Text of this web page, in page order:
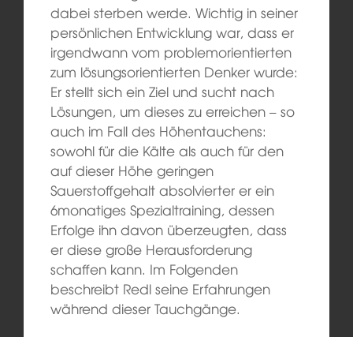
dabei sterben werde. Wichtig in seiner
persönlichen Entwicklung war, dass er
irgendwann vom problemorientierten
zum lösungsorientierten Denker wurde:
Er stellt sich ein Ziel und sucht nach
Lösungen, um dieses zu erreichen – so
auch im Fall des Höhentauchens:
sowohl für die Kälte als auch für den
auf dieser Höhe geringen
Sauerstoffgehalt absolvierter er ein
6monatiges Spezialtraining, dessen
Erfolge ihn davon überzeugten, dass
er diese große Herausforderung
schaffen kann. Im Folgenden
beschreibt Redl seine Erfahrungen
während dieser Tauchgänge.